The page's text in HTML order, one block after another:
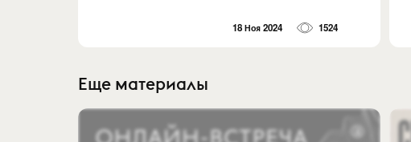
18 Ноя 2024 1524
Еще материалы